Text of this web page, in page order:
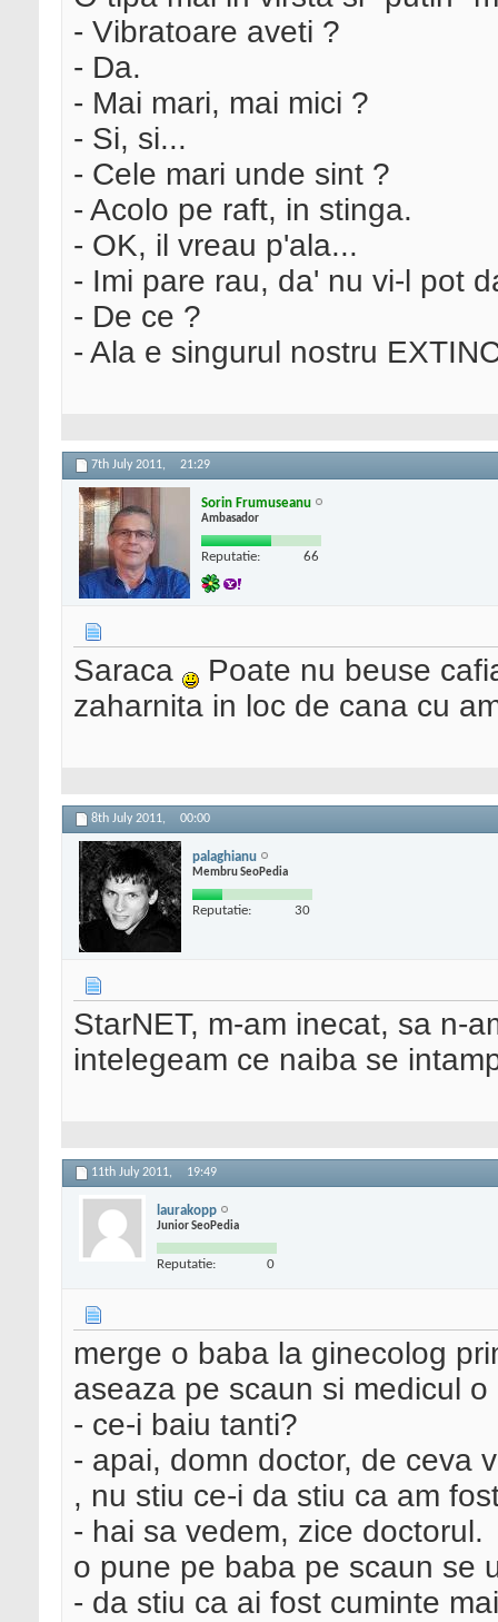
- Vibratoare aveti ?
- Da.
- Mai mari, mai mici ?
- Si, si...
- Cele mari unde sint ?
- Acolo pe raft, in stinga.
- OK, il vreau p'ala...
- Imi pare rau, da' nu vi-l pot
- De ce ?
- Ala e singurul nostru
7th July 2011, 21:29
Sorin Frumuseanu
Ambasador
Reputatie: 66
Saraca
Poate nu beuse
zaharnita in loc de cana cu
8th July 2011, 00:00
palaghianu
Membru SeoPedia
Reputatie: 30
StarNET, m-am inecat, sa n-
intelegeam ce naiba se
11th July 2011, 19:49
laurakopp
Junior SeoPedia
Reputatie: 0
merge o baba la ginecolog
aseaza pe scaun si medicul
- ce-i baiu tanti?
- apai, domn doctor, de ceva
, nu stiu ce-i da stiu ca am
- hai sa vedem, zice doctorul.
o pune pe baba pe scaun se
- da stiu ca ai fost cuminte